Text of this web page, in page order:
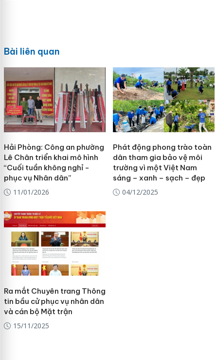
Bài liên quan
Hải Phòng: Công an phường
Lê Chân triển khai mô hình
“Cuối tuần không nghỉ -
phục vụ Nhân dân”
11/01/2026
Phát động phong trào toàn
dân tham gia bảo vệ môi
trường vì một Việt Nam
sáng – xanh – sạch – đẹp
04/12/2025
Ra mắt Chuyên trang Thông
tin bầu cử phục vụ nhân dân
và cán bộ Mặt trận
15/11/2025